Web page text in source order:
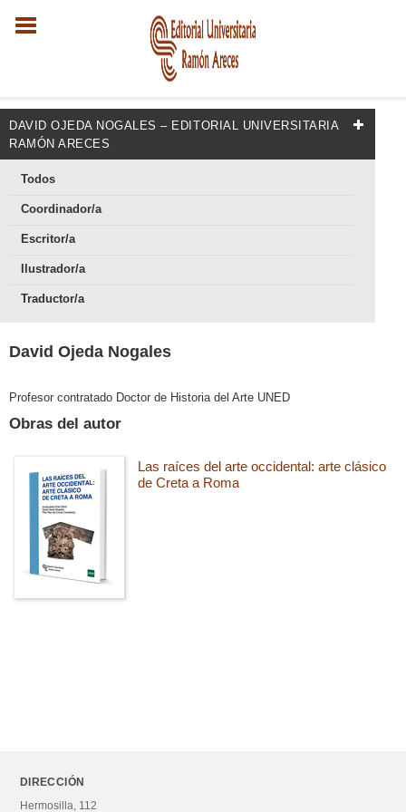
DAVID OJEDA NOGALES – EDITORIAL UNIVERSITARIA
RAMÓN ARECES
Todos
Coordinador/a
Escritor/a
Ilustrador/a
Traductor/a
David Ojeda Nogales
Profesor contratado Doctor de Historia del Arte UNED
Obras del autor
Las raíces del arte occidental: arte clásico
de Creta a Roma
DIRECCIÓN
Hermosilla, 112